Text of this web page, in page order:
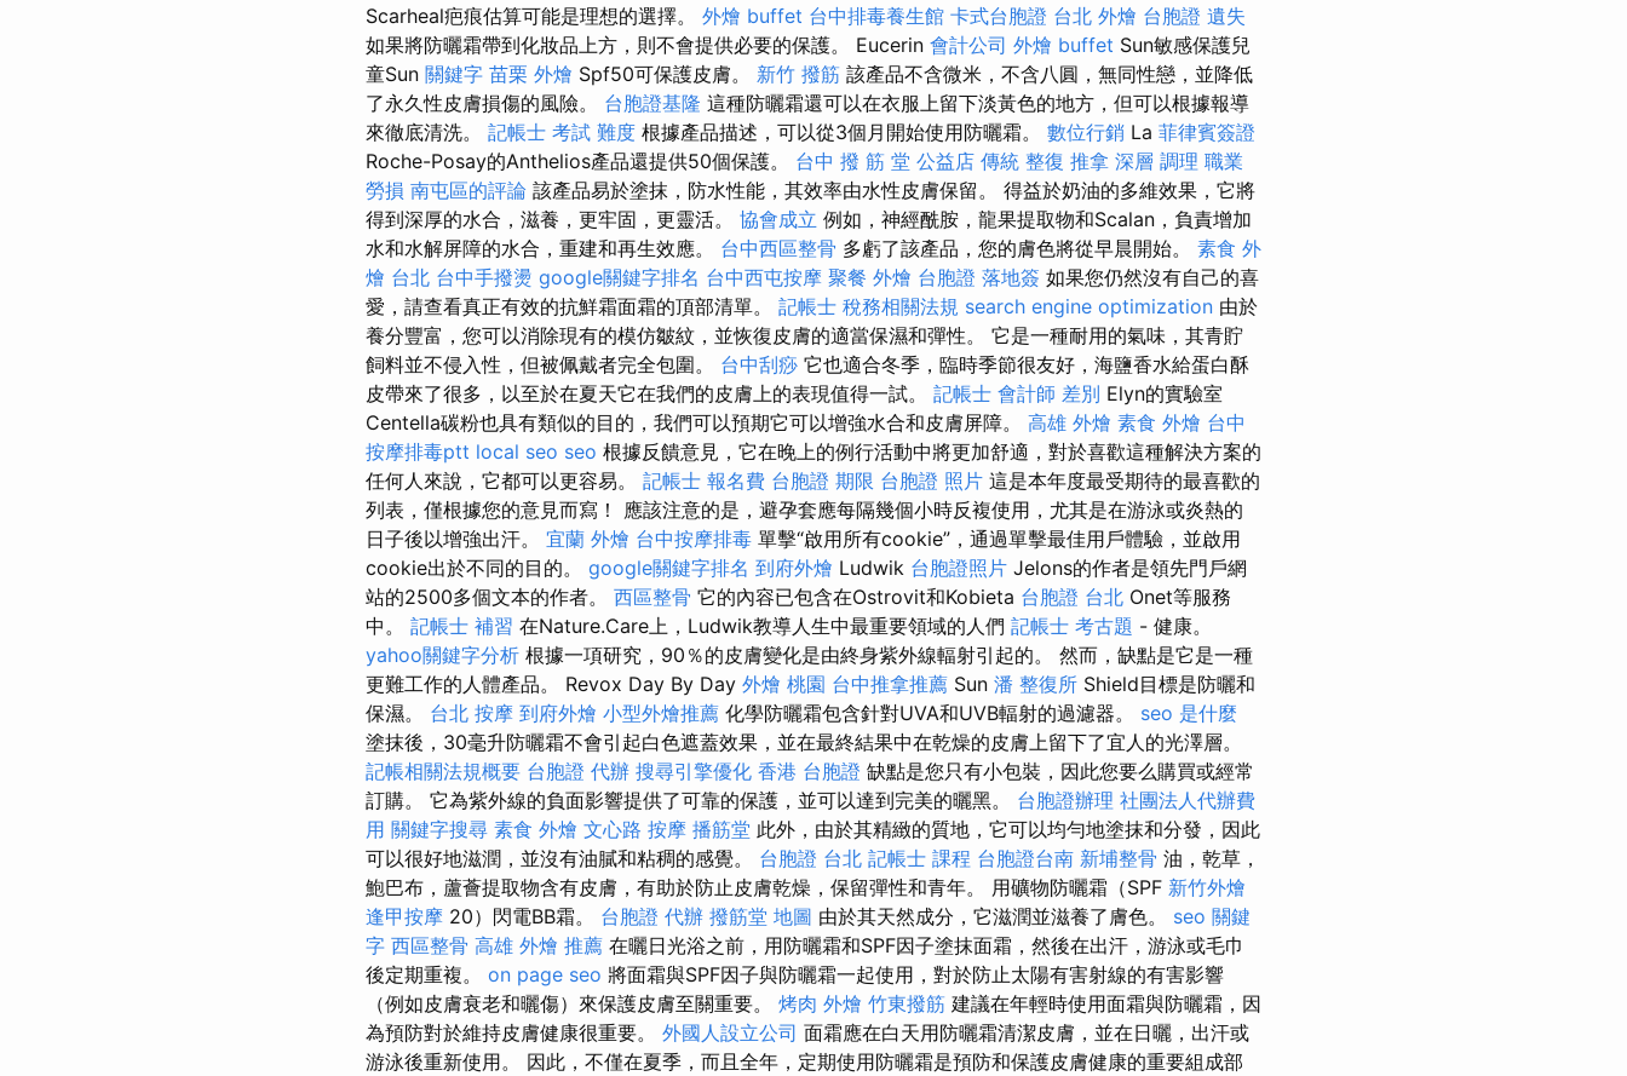
Scarheal疤痕估算可能是理想的選擇。 外燴 buffet 台中排毒養生館 卡式台胞證 台北 外燴 台胞證 遺失
如果將防曬霜帶到化妝品上方，則不會提供必要的保護。 Eucerin 會計公司 外燴 buffet Sun敏感保護兒
童Sun 關鍵字 苗栗 外燴 Spf50可保護皮膚。 新竹 撥筋 該產品不含微米，不含八圓，無同性戀，並降低
了永久性皮膚損傷的風險。 台胞證基隆 這種防曬霜還可以在衣服上留下淡黃色的地方，但可以根據報導
來徹底清洗。 記帳士 考試 難度 根據產品描述，可以從3個月開始使用防曬霜。 數位行銷 La 菲律賓簽證
Roche-Posay的Anthelios產品還提供50個保護。 台中 撥 筋 堂 公益店 傳統 整復 推拿 深層 調理 職業
勞損 南屯區的評論 該產品易於塗抹，防水性能，其效率由水性皮膚保留。 得益於奶油的多維效果，它將
得到深厚的水合，滋養，更牢固，更靈活。 協會成立 例如，神經酰胺，龍果提取物和Scalan，負責增加
水和水解屏障的水合，重建和再生效應。 台中西區整骨 多虧了該產品，您的膚色將從早晨開始。 素食 外
燴 台北 台中手撥燙 google關鍵字排名 台中西屯按摩 聚餐 外燴 台胞證 落地簽 如果您仍然沒有自己的喜
愛，請查看真正有效的抗鮮霜面霜的頂部清單。 記帳士 稅務相關法規 search engine optimization 由於
養分豐富，您可以消除現有的模仿皺紋，並恢復皮膚的適當保濕和彈性。 它是一種耐用的氣味，其青貯
飼料並不侵入性，但被佩戴者完全包圍。 台中刮痧 它也適合冬季，臨時季節很友好，海鹽香水給蛋白酥
皮帶來了很多，以至於在夏天它在我們的皮膚上的表現值得一試。 記帳士 會計師 差別 Elyn的實驗室
Centella碳粉也具有類似的目的，我們可以預期它可以增強水合和皮膚屏障。 高雄 外燴 素食 外燴 台中
按摩排毒ptt local seo seo 根據反饋意見，它在晚上的例行活動中將更加舒適，對於喜歡這種解決方案的
任何人來說，它都可以更容易。 記帳士 報名費 台胞證 期限 台胞證 照片 這是本年度最受期待的最喜歡的
列表，僅根據您的意見而寫！ 應該注意的是，避孕套應每隔幾個小時反複使用，尤其是在游泳或炎熱的
日子後以增強出汗。 宜蘭 外燴 台中按摩排毒 單擊“啟用所有cookie”，通過單擊最佳用戶體驗，並啟用
cookie出於不同的目的。 google關鍵字排名 到府外燴 Ludwik 台胞證照片 Jelons的作者是領先門戶網
站的2500多個文本的作者。 西區整骨 它的內容已包含在Ostrovit和Kobieta 台胞證 台北 Onet等服務
中。 記帳士 補習 在Nature.Care上，Ludwik教導人生中最重要領域的人們 記帳士 考古題 - 健康。
yahoo關鍵字分析 根據一項研究，90％的皮膚變化是由終身紫外線輻射引起的。 然而，缺點是它是一種
更難工作的人體產品。 Revox Day By Day 外燴 桃園 台中推拿推薦 Sun 潘 整復所 Shield目標是防曬和
保濕。 台北 按摩 到府外燴 小型外燴推薦 化學防曬霜包含針對UVA和UVB輻射的過濾器。 seo 是什麼
塗抹後，30毫升防曬霜不會引起白色遮蓋效果，並在最終結果中在乾燥的皮膚上留下了宜人的光澤層。
記帳相關法規概要 台胞證 代辦 搜尋引擎優化 香港 台胞證 缺點是您只有小包裝，因此您要么購買或經常
訂購。 它為紫外線的負面影響提供了可靠的保護，並可以達到完美的曬黑。 台胞證辦理 社團法人代辦費
用 關鍵字搜尋 素食 外燴 文心路 按摩 播筋堂 此外，由於其精緻的質地，它可以均勻地塗抹和分發，因此
可以很好地滋潤，並沒有油膩和粘稠的感覺。 台胞證 台北 記帳士 課程 台胞證台南 新埔整骨 油，乾草，
鮑巴布，蘆薈提取物含有皮膚，有助於防止皮膚乾燥，保留彈性和青年。 用礦物防曬霜（SPF 新竹外燴
逢甲按摩 20）閃電BB霜。 台胞證 代辦 撥筋堂 地圖 由於其天然成分，它滋潤並滋養了膚色。 seo 關鍵
字 西區整骨 高雄 外燴 推薦 在曬日光浴之前，用防曬霜和SPF因子塗抹面霜，然後在出汗，游泳或毛巾
後定期重複。 on page seo 將面霜與SPF因子與防曬霜一起使用，對於防止太陽有害射線的有害影響
（例如皮膚衰老和曬傷）來保護皮膚至關重要。 烤肉 外燴 竹東撥筋 建議在年輕時使用面霜與防曬霜，因
為預防對於維持皮膚健康很重要。 外國人設立公司 面霜應在白天用防曬霜清潔皮膚，並在日曬，出汗或
游泳後重新使用。 因此，不僅在夏季，而且全年，定期使用防曬霜是預防和保護皮膚健康的重要組成部